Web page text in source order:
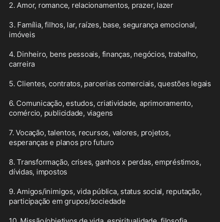
2. Amor, romance, relacionamentos, prazer, lazer
3. Família, filhos, lar, raízes, base, segurança emocional,
imóveis
4. Dinheiro, bens pessoais, finanças, negócios, trabalho,
carreira
5. Clientes, contratos, parcerias comerciais, questões legais
6. Comunicação, estudos, criatividade, aprimoramento,
comércio, publicidade, viagens
7. Vocação, talentos, recursos, valores, projetos,
esperanças e planos pro futuro
8. Transformação, crises, ganhos x perdas, empréstimos,
dívidas, impostos
9. Amigos/inimigos, vida pública, status social, reputação,
participação em grupos/sociedade